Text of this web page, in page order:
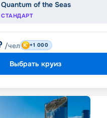
Quantum of the Seas
СТАНДАРТ
/чел +1 000
Выбрать круиз